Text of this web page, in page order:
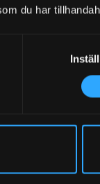
du haroch
med OCIO och
webbapp
via e-post